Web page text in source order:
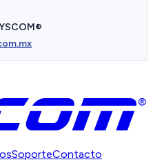
SoporteContacto